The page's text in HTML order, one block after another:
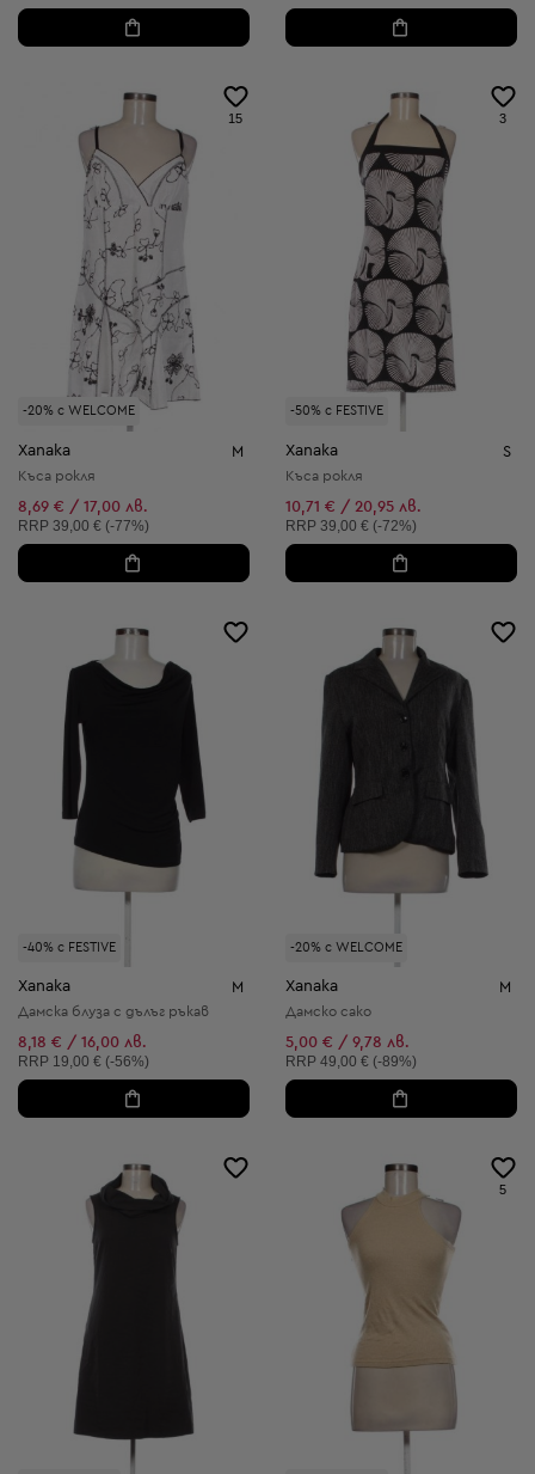
-20% с WELCOME
15
Xanaka M
Къса рокля
8,69 € / 17,00 лв.
Препоръчителна цена:
RRP 39,00 € (-77%)
-50% с FESTIVE
3
Xanaka S
Къса рокля
10,71 € / 20,95 лв.
Препоръчителна цена:
RRP 39,00 € (-72%)
-40% с FESTIVE
Xanaka M
Дамска блуза с дълъг ръкав
8,18 € / 16,00 лв.
Препоръчителна цена:
RRP 19,00 € (-56%)
-20% с WELCOME
Xanaka M
Дамско сако
5,00 € / 9,78 лв.
Препоръчителна цена:
RRP 49,00 € (-89%)
5